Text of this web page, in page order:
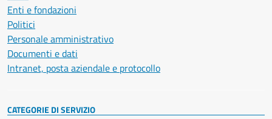
Enti e fondazioni
Politici
Personale amministrativo
Documenti e dati
Intranet, posta aziendale e protocollo
CATEGORIE DI SERVIZIO